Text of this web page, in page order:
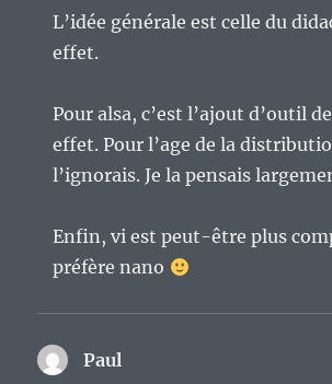
L’idée générale est celle du
effet.
Pour alsa, c’est l’ajout d’outil
effet. Pour l’age de la
l’ignorais. Je la pensais
Enfin, vi est peut-être plus
préfère nano
Paul